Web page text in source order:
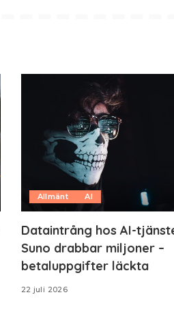
Allmänt AI
Dataintrång hos AI-
Suno drabbar miljoner –
betaluppgifter läckta
22 juli 2026